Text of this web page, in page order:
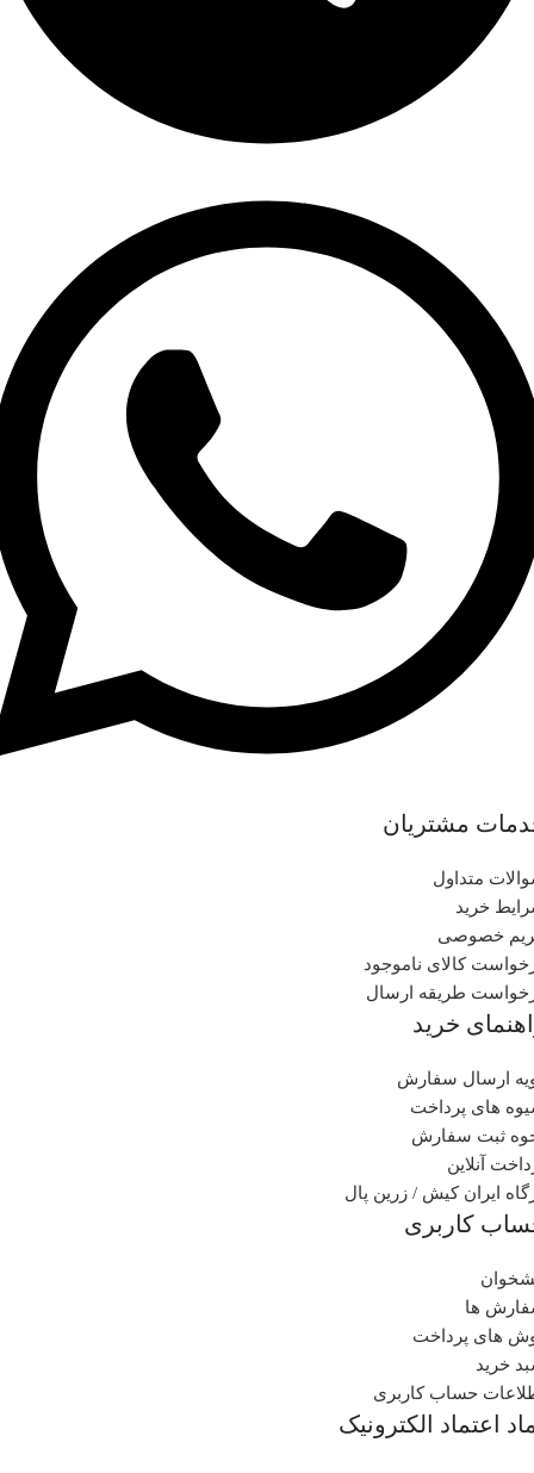
مشتریان
متداول
خرید
خصوصی
کالای ناموجود
طریقه ارسال
خرید
ارسال سفارش
های پرداخت
ثبت سفارش
آنلاین
ایران کیش / زرین پال
کاربری
ها
های پرداخت
خرید
حساب کاربری
اعتماد الکترونیک